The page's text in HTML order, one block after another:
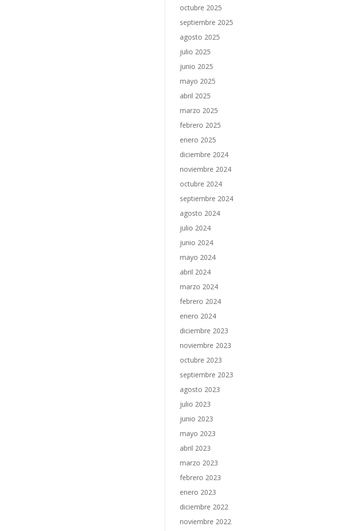
octubre 2025
septiembre 2025
agosto 2025
julio 2025
junio 2025
mayo 2025
abril 2025
marzo 2025
febrero 2025
enero 2025
diciembre 2024
noviembre 2024
octubre 2024
septiembre 2024
agosto 2024
julio 2024
junio 2024
mayo 2024
abril 2024
marzo 2024
febrero 2024
enero 2024
diciembre 2023
noviembre 2023
octubre 2023
septiembre 2023
agosto 2023
julio 2023
junio 2023
mayo 2023
abril 2023
marzo 2023
febrero 2023
enero 2023
diciembre 2022
noviembre 2022